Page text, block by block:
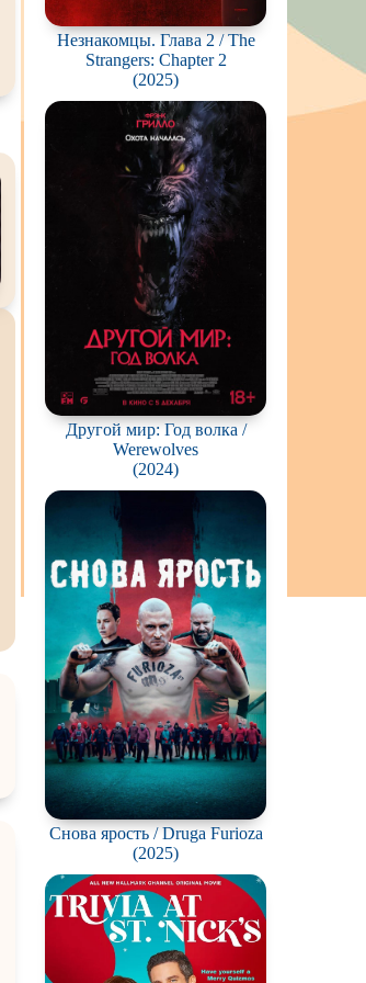
Незнакомцы. Глава 2 / The
Strangers: Chapter 2
(2025)
Другой мир: Год волка /
Werewolves
(2024)
Снова ярость / Druga Furioza
(2025)